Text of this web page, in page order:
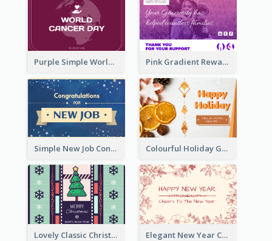
Purple Simple World Cancer Day Greeting Card Pink Gradient Reward For Donation Card Design
Simple New Job Congratulations Card In Yellow And Blue Colourful Holiday Greeting Card In Orange Theme
Lovely Classic Christmas Greeting Card Design Elegant New Year Card With Theme Of Flowers And Plants